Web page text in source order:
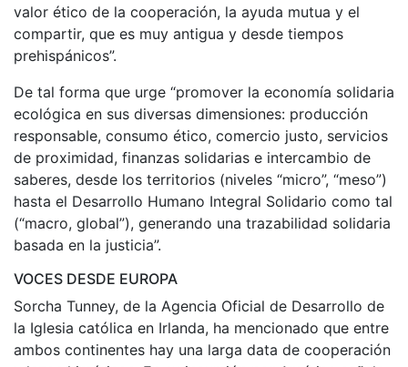
valor ético de la cooperación, la ayuda mutua y el
compartir, que es muy antigua y desde tiempos
prehispánicos”.
De tal forma que urge “promover la economía solidaria
ecológica en sus diversas dimensiones: producción
responsable, consumo ético, comercio justo, servicios
de proximidad, finanzas solidarias e intercambio de
saberes, desde los territorios (niveles “micro”, “meso”)
hasta el Desarrollo Humano Integral Solidario como tal
(“macro, global”), generando una trazabilidad solidaria
basada en la justicia”.
VOCES DESDE EUROPA
Sorcha Tunney, de la Agencia Oficial de Desarrollo de
la Iglesia católica en Irlanda, ha mencionado que entre
ambos continentes hay una larga data de cooperación